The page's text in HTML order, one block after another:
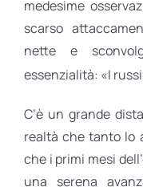
medesime
scarso
nette e
essenzialità: «I
C’è un grande
realtà che tanto lo
che i primi mesi
una serena